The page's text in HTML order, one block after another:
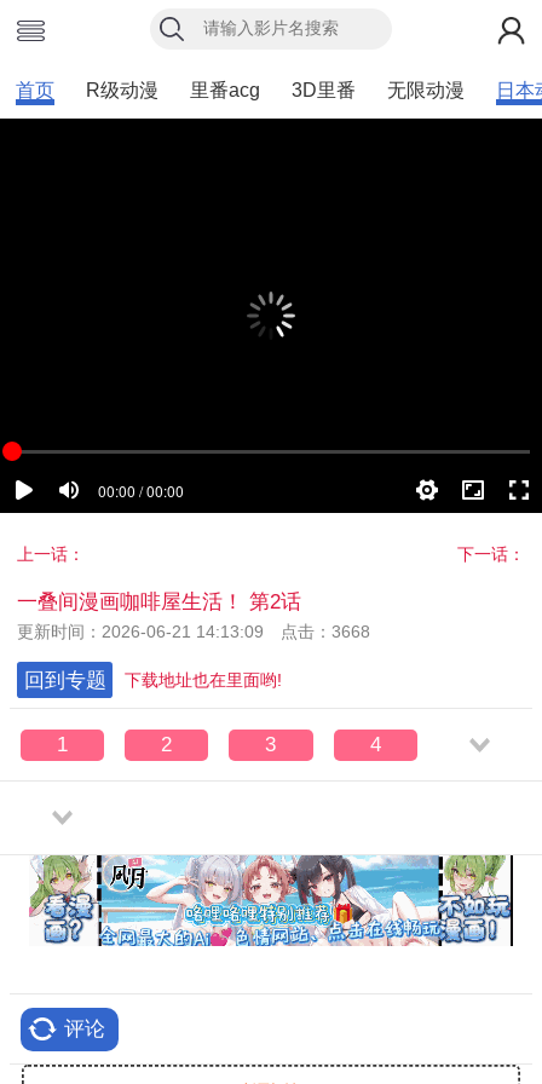
首页 R级动漫 里番acg 3D里番 无限动漫 日本
上一话： 下一话：
一叠间漫画咖啡屋生活！ 第2话
更新时间：2026-06-21 14:13:09 点击：3668
回到专题 下载地址也在里面哟!
1 2 3 4
评论